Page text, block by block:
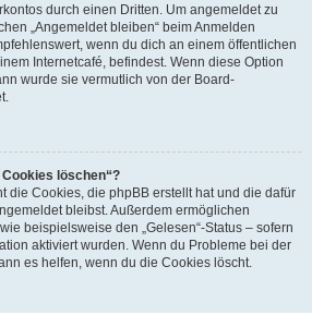
durch einen Dritten. Um angemeldet zu
„Angemeldet bleiben“ beim Anmelden
wenn du dich an einem öffentlichen
Internetcafé, befindest. Wenn diese Option
wurde sie vermutlich von der Board-
löschen“?
die Cookies, die phpBB erstellt hat und die dafür
bleibst. Außerdem ermöglichen
beispielsweise den „Gelesen“-Status – sofern
aktiviert wurden. Wenn du Probleme bei der
es helfen, wenn du die Cookies löscht.